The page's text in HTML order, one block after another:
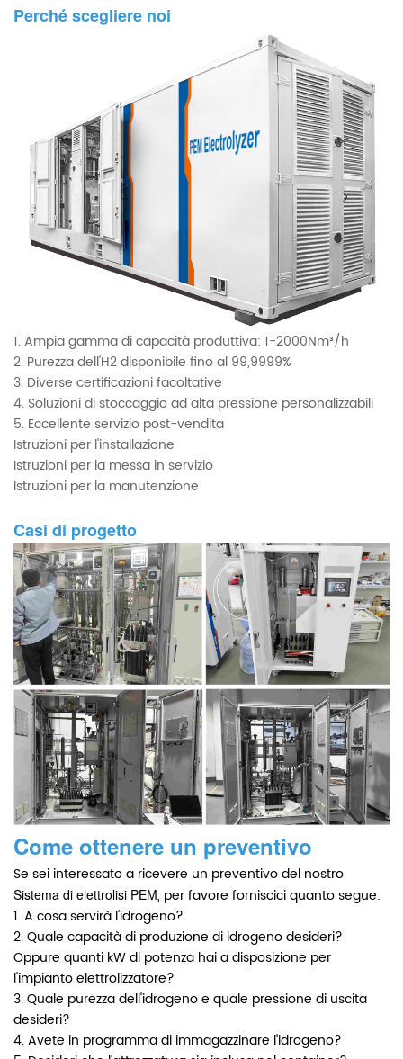
Perché scegliere noi
1. Ampia gamma di capacità produttiva: 1-2000Nm³/h
2. Purezza dell'H2 disponibile fino al 99,9999%
3. Diverse certificazioni facoltative
4. Soluzioni di stoccaggio ad alta pressione personalizzabili
5. Eccellente servizio post-vendita
Istruzioni per l'installazione
Istruzioni per la messa in servizio
Istruzioni per la manutenzione
Casi di progetto
Come ottenere un preventivo
Se sei interessato a ricevere un preventivo del nostro
Sistema di elettrolisi PEM, per favore forniscici quanto segue:
1. A cosa servirà l'idrogeno?
2. Quale capacità di produzione di idrogeno desideri?
Oppure quanti kW di potenza hai a disposizione per
l'impianto elettrolizzatore?
3. Quale purezza dell'idrogeno e quale pressione di uscita
desideri?
4. Avete in programma di immagazzinare l'idrogeno?